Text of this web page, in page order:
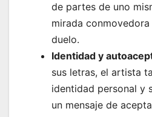
de partes de uno
mirada
duelo.
Identidad y
sus letras, el artista
identidad personal y
un mensaje de